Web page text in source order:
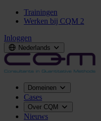
Trainingen
Werken bij CQM 2
Inloggen
Nederlands
Domeinen
Cases
Over CQM
Nieuws